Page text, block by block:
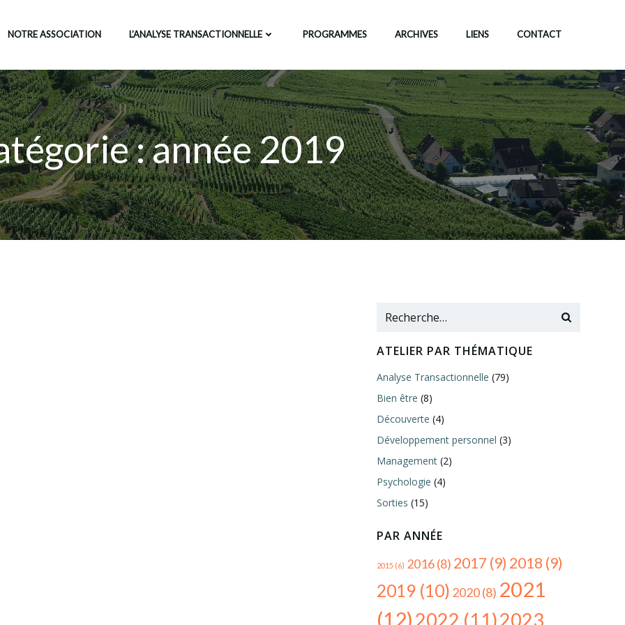
NOTRE ASSOCIATION L’ANALYSE TRANSACTIONNELLE PROGRAMMES ARCHIVES LIENS CONTACT
:année 2019
ATELIER PAR THÉMATIQUE
Analyse Transactionnelle (79)
Bien être (8)
Découverte (4)
Développement personnel (3)
Management (2)
Psychologie (4)
Sorties (15)
PAR ANNÉE
2015 (6) 2016(8) 2017 (9) 2018 (9)
2019 (10) 2020(8) 2021
(12)2022 (11)2023